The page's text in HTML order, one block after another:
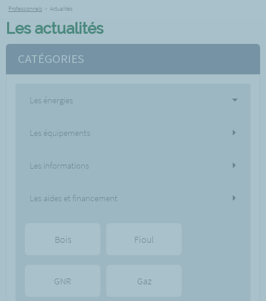
Professionnels > Actualités
Les actualités
CATÉGORIES
Les énergies
Les équipements
Les informations
Les aides et financement
Bois Fioul
GNR Gaz